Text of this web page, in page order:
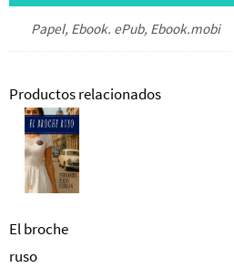
Papel, Ebook. ePub, Ebook.mobi
Productos relacionados
El broche
ruso